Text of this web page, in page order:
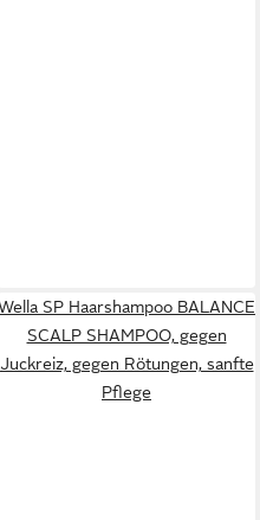
SP Haarshampoo BALANCE
SCALP SHAMPOO, gegen
Juckreiz, gegen Rötungen, sanfte
Pflege